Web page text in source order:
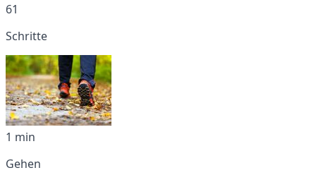
61
Schritte
1 min
Gehen